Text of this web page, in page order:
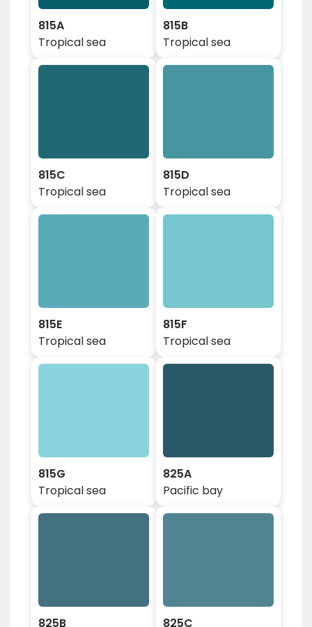
815A
Tropical sea
815B
Tropical sea
815C
Tropical sea
815D
Tropical sea
815E
Tropical sea
815F
Tropical sea
815G
Tropical sea
825A
Pacific bay
825B 825C